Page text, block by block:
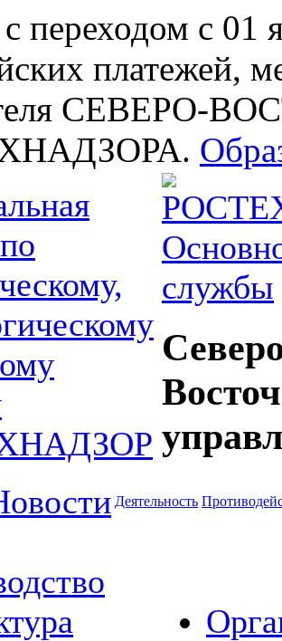
переходом с 01
платежей,
СЕВЕРО-
службы
Деятельность